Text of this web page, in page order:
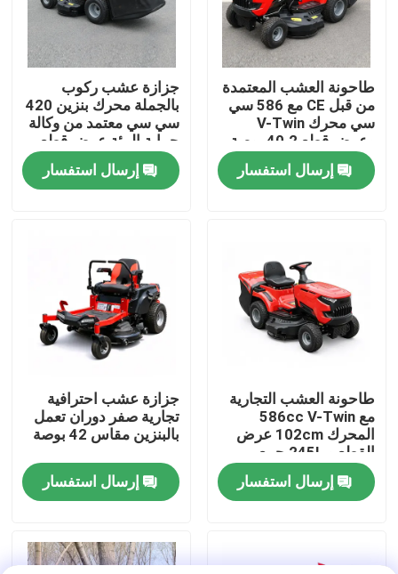
المنزل
المنتجات
فيديوهات
عرض المصنع
اتصل بنا
اطلب اقتباس
بالمنشار البنزين
منشار كهربائي
طاحونة العشب المعتمدة
من قبل CE مع 586 سي
سي محرك V-Twin
وعرض قطع 40.2 بوصة
مصطاد العشب
إرسال استفسار
جزازة عشب ركوب
بالجملة محرك بنزين 420
سي سي معتمد من وكالة
حماية البيئة عرض قطع
38 بوصة دعم مصنعي
المعدات الأصلية
إرسال استفسار
طاحونة العشب التجارية
مع 586cc V-Twin
المحرك 102cm عرض
القطع و 245L جمع
العشب
إرسال استفسار
جزازة عشب احترافية
تجارية صفر دوران تعمل
بالبنزين مقاس 42 بوصة
إرسال استفسار